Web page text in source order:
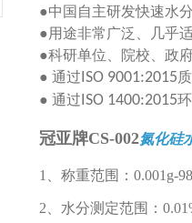
●中国自主研发快速水
●用途非常广泛、几乎
●科研单位、院校、政
● 通过ISO 9001:2015
● 通过ISO 1400:2015
冠亚牌CS-002氮化硅
1、称重范围：0.001g-
2、水分测定范围：